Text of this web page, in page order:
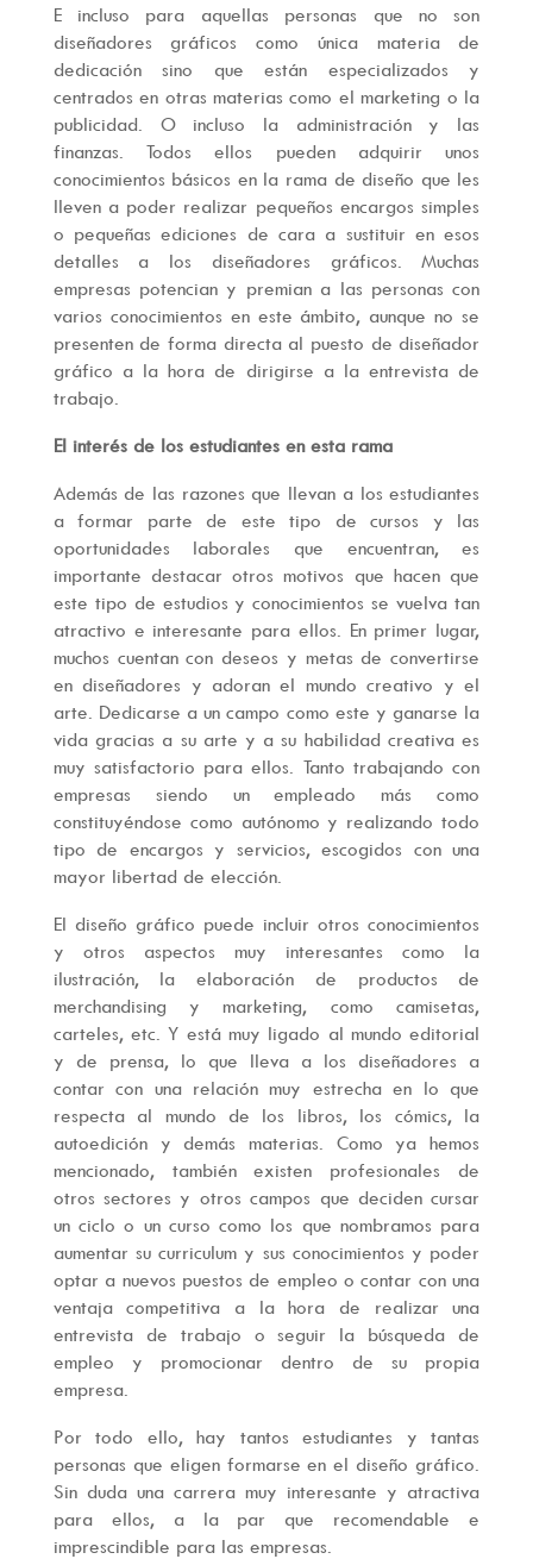
E incluso para aquellas personas que no son
diseñadores gráficos como única materia de
dedicación sino que están especializados y
centrados en otras materias como el marketing o la
publicidad. O incluso la administración y las
finanzas. Todos ellos pueden adquirir unos
conocimientos básicos en la rama de diseño que les
lleven a poder realizar pequeños encargos simples
o pequeñas ediciones de cara a sustituir en esos
detalles a los diseñadores gráficos. Muchas
empresas potencian y premian a las personas con
varios conocimientos en este ámbito, aunque no se
presenten de forma directa al puesto de diseñador
gráfico a la hora de dirigirse a la entrevista de
trabajo.
El interés de los estudiantes en esta rama
Además de las razones que llevan a los estudiantes
a formar parte de este tipo de cursos y las
oportunidades laborales que encuentran, es
importante destacar otros motivos que hacen que
este tipo de estudios y conocimientos se vuelva tan
atractivo e interesante para ellos. En primer lugar,
muchos cuentan con deseos y metas de convertirse
en diseñadores y adoran el mundo creativo y el
arte. Dedicarse a un campo como este y ganarse la
vida gracias a su arte y a su habilidad creativa es
muy satisfactorio para ellos. Tanto trabajando con
empresas siendo un empleado más como
constituyéndose como autónomo y realizando todo
tipo de encargos y servicios, escogidos con una
mayor libertad de elección.
El diseño gráfico puede incluir otros conocimientos
y otros aspectos muy interesantes como la
ilustración, la elaboración de productos de
merchandising y marketing, como camisetas,
carteles, etc. Y está muy ligado al mundo editorial
y de prensa, lo que lleva a los diseñadores a
contar con una relación muy estrecha en lo que
respecta al mundo de los libros, los cómics, la
autoedición y demás materias. Como ya hemos
mencionado, también existen profesionales de
otros sectores y otros campos que deciden cursar
un ciclo o un curso como los que nombramos para
aumentar su curriculum y sus conocimientos y poder
optar a nuevos puestos de empleo o contar con una
ventaja competitiva a la hora de realizar una
entrevista de trabajo o seguir la búsqueda de
empleo y promocionar dentro de su propia
empresa.
Por todo ello, hay tantos estudiantes y tantas
personas que eligen formarse en el diseño gráfico.
Sin duda una carrera muy interesante y atractiva
para ellos, a la par que recomendable e
imprescindible para las empresas.